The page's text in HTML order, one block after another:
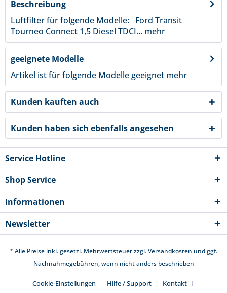
Beschreibung
Luftfilter für folgende Modelle: Ford Transit
Tourneo Connect 1,5 Diesel TDCI... mehr
geeignete Modelle
Artikel ist für folgende Modelle geeignet mehr
Kunden kauften auch
Kunden haben sich ebenfalls angesehen
Service Hotline
Shop Service
Informationen
Newsletter
* Alle Preise inkl. gesetzl. Mehrwertsteuer zzgl.Versandkosten und ggf.
Nachnahmegebühren, wenn nicht anders beschrieben
Cookie-Einstellungen Hilfe / Support Kontakt